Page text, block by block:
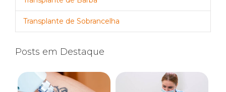
Transplante de Sobrancelha
Posts em Destaque